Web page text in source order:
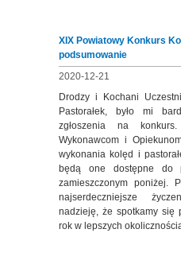
XIX Powiatowy Konkurs
podsumowanie
2020-12-21
Drodzy i Kochani
Pastorałek, było mi
zgłoszenia na
Wykonawcom i
wykonania kolęd i
będą one dostępne do
zamieszczonym poniżej.
najserdeczniejsze
nadzieję, że spotkamy się
rok w lepszych